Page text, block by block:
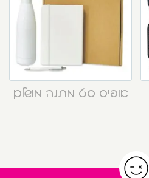
אופיס סט מתנה מושלם